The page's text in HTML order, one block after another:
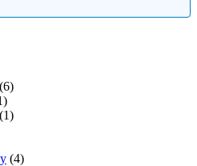
(6)
(1)
(4)